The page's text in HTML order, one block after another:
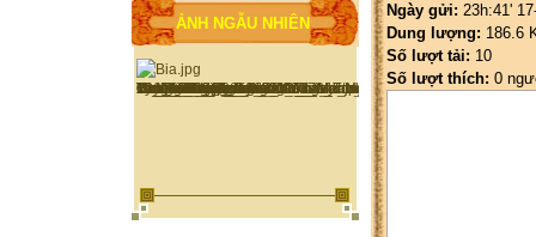
ẢNH NGẪU NHIÊN
Ngày gửi: 23h:41'
Dung lượng: 186.6
Số lượt tải: 10
Số lượt thích: 0